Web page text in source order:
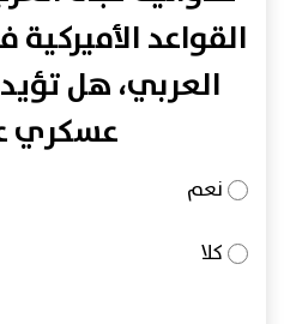
القواعد
العربي، هل
عسكري
نعم
كلا